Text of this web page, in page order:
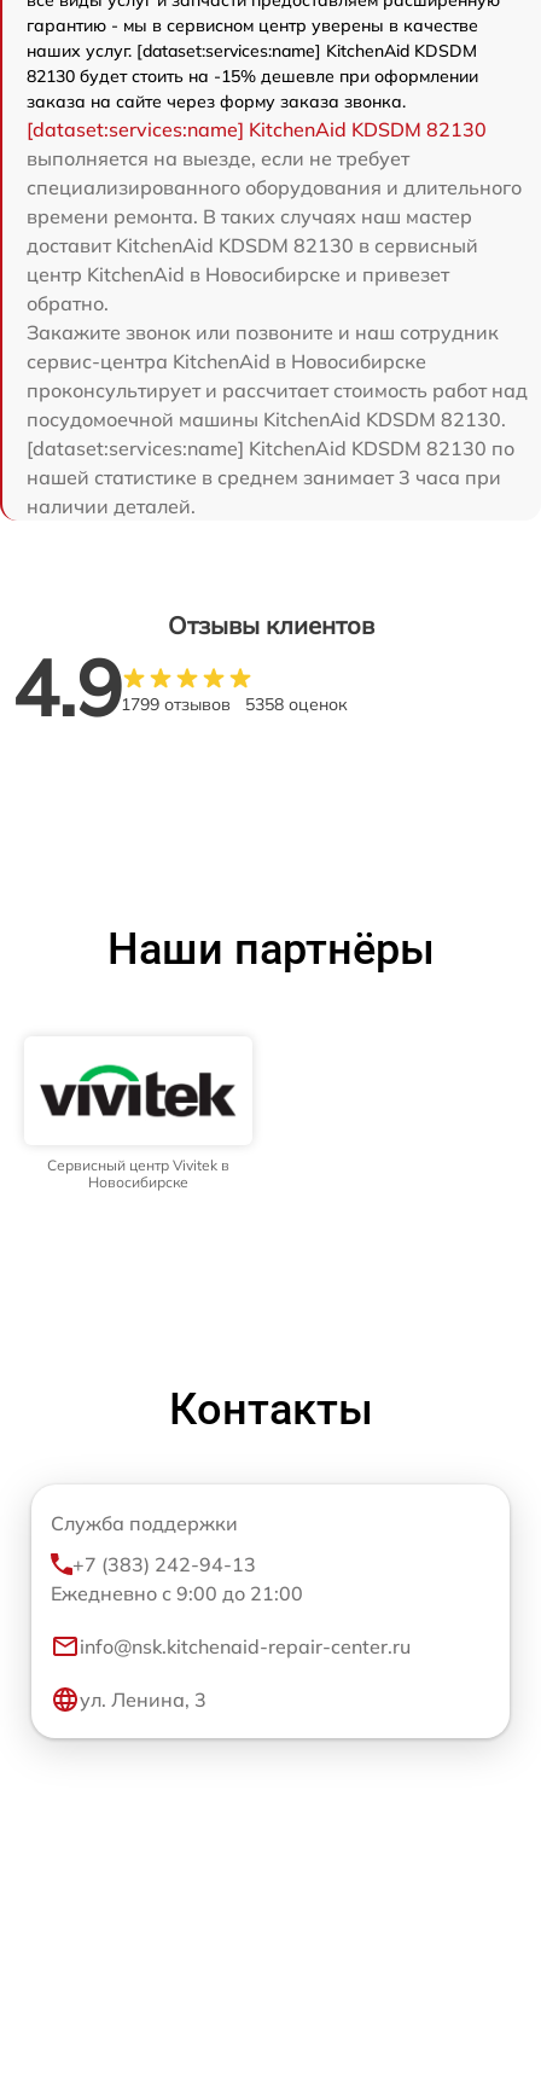
гарантию - мы в сервисном центр уверены в качестве
наших услуг. [dataset:services:name] KitchenAid KDSDM
82130 будет стоить на -15% дешевле при оформлении
заказа на сайте через форму заказа звонка.
[dataset:services:name] KitchenAid KDSDM 82130
выполняется на выезде, если не требует
специализированного оборудования и длительного
времени ремонта. В таких случаях наш мастер
доставит KitchenAid KDSDM 82130 в сервисный
центр KitchenAid в Новосибирске и привезет
обратно.
Закажите звонок или позвоните и наш сотрудник
сервис-центра KitchenAid в Новосибирске
проконсультирует и рассчитает стоимость работ над
посудомоечной машины KitchenAid KDSDM 82130.
[dataset:services:name] KitchenAid KDSDM 82130 по
нашей статистике в среднем занимает 3 часа при
наличии деталей.
Отзывы клиентов
4.91799 отзывов 5358 оценок
Наши партнёры
Сервисный центр Vivitek в
Новосибирске
Контакты
Служба поддержки
+7 (383) 242-94-13
Ежедневно с 9:00 до 21:00
info@nsk.kitchenaid-repair-center.ru
ул. Ленина, 3